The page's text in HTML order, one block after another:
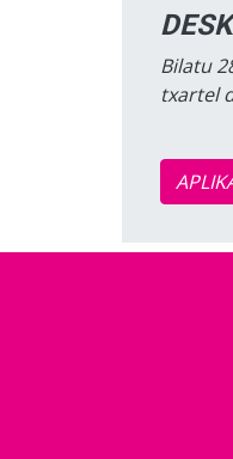
Bilatu
txartel